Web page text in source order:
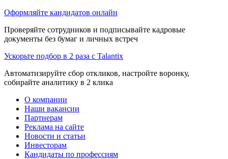
Оформляйте кандидатов онлайн
Проверяйте сотрудников и подписывайте кадровые
документы без бумаг и личных встреч
Ускорьте подбор в 2 раза с Talantix
Автоматизируйте сбор откликов, настройте воронку,
собирайте аналитику в 2 клика
О компании
Наши вакансии
Партнерам
Реклама на сайте
Новости и статьи
Инвесторам
Кандидаты по профессиям